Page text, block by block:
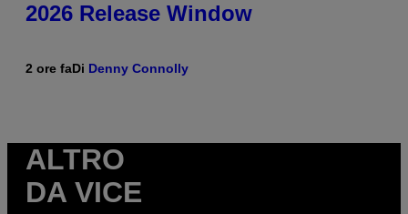
2026 Release Window
2 ore faDi Denny Connolly
ALTRO
DA VICE